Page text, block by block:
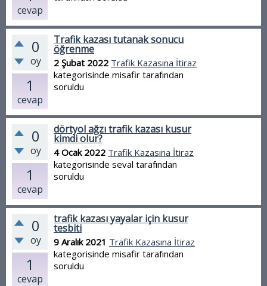
cevap
0
oy
1
cevap
Trafik kazası tutanak sonucu
öğrenme
2 Şubat 2022 Trafik Kazasına İtiraz
kategorisinde misafir tarafından
soruldu
0
oy
1
cevap
dörtyol ağzı trafik kazası kusur
kimdi olur?
4 Ocak 2022 Trafik Kazasına İtiraz
kategorisinde seval tarafından
soruldu
0
oy
1
cevap
trafik kazası yayalar için kusur
tesbiti
9 Aralık 2021 Trafik Kazasına İtiraz
kategorisinde misafir tarafından
soruldu